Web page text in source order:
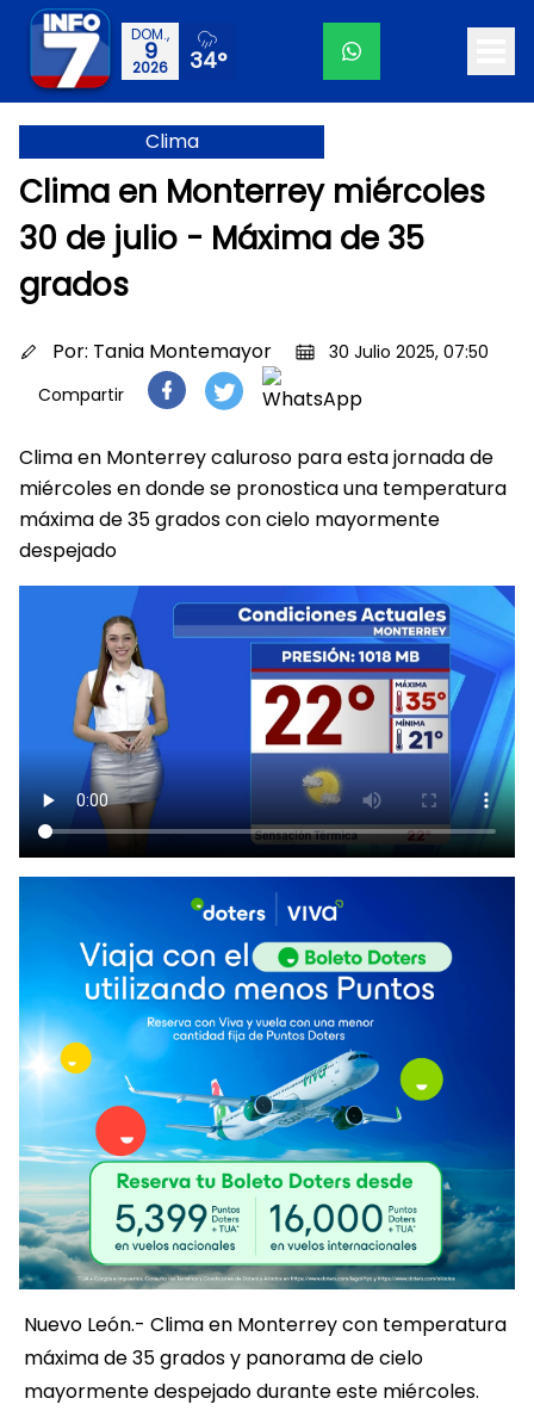
DOM.,
9
2026 34°
Clima
Clima en Monterrey miércoles
30 de julio - Máxima de 35
grados
Por: Tania Montemayor
30 Julio 2025, 07:50
Compartir
Clima en Monterrey caluroso para esta jornada de
miércoles en donde se pronostica una temperatura
máxima de 35 grados con cielo mayormente
despejado
Nuevo León.- Clima en Monterrey con temperatura
máxima de 35 grados y panorama de cielo
mayormente despejado durante este miércoles.